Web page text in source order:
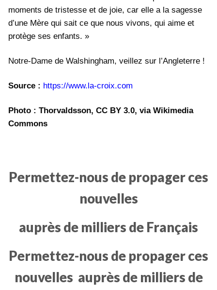
moments de tristesse et de joie, car elle a la sagesse
d’une Mère qui sait ce que nous vivons, qui aime et
protège ses enfants. »
Notre-Dame de Walshingham, veillez sur l’Angleterre !
Source : https://www.la-croix.com
Photo : Thorvaldsson, CC BY 3.0, via Wikimedia
Commons
Permettez-nous de propager ces
nouvelles
auprès de milliers de Français
Permettez-nous de propager ces
nouvelles auprès de milliers de